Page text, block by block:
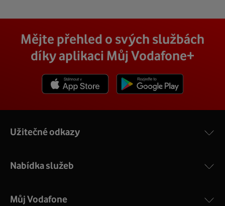
Mějte přehled o svých službách
díky aplikaci Můj Vodafone+
Užitečné odkazy
Nabídka služeb
Můj Vodafone